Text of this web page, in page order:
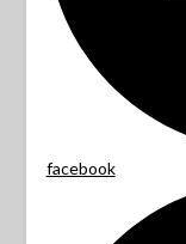
facebook